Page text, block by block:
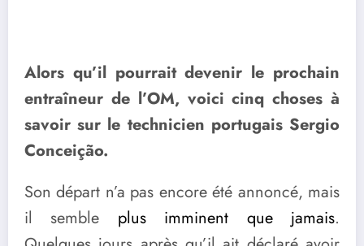
Alors qu’il pourrait devenir le prochain
entraîneur de l’OM, voici cinq choses à
savoir sur le technicien portugais Sergio
Conceição.
Son départ n’a pas encore été annoncé, mais
il semble plus imminent que jamais.